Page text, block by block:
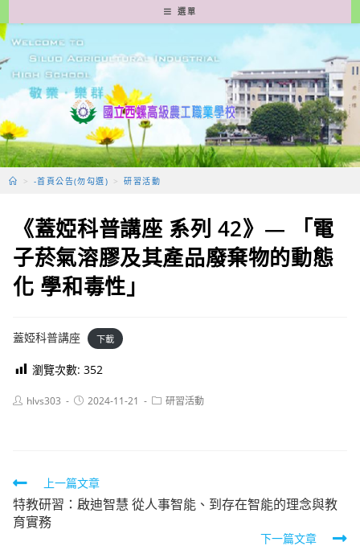
轉
至
要
容
選單
> -首頁公告(勿勾選) > 研習活動
《蓋婭科普講座 系列 42》— 「電
子菸氣溶膠及其產品廢棄物的動態
化 學和毒性」
蓋婭科普講座 下載
瀏覽次數: 352
Posthlvs303
Post2024-11-21
Post研習活動
Read
more
articles
上一篇文章
特教研習：啟迪智慧 從人事智能、到存在智能的理念與教
育實務
下一篇文章